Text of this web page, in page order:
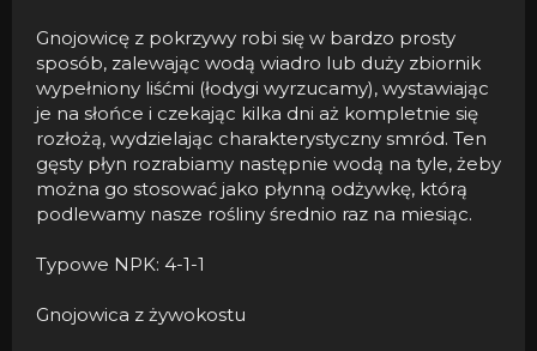
Gnojowicę z pokrzywy robi się w bardzo prosty
sposób, zalewając wodą wiadro lub duży zbiornik
wypełniony liśćmi (łodygi wyrzucamy), wystawiając
je na słońce i czekając kilka dni aż kompletnie się
rozłożą, wydzielając charakterystyczny smród. Ten
gęsty płyn rozrabiamy następnie wodą na tyle, żeby
można go stosować jako płynną odżywkę, którą
podlewamy nasze rośliny średnio raz na miesiąc.
Typowe NPK: 4-1-1
Gnojowica z żywokostu